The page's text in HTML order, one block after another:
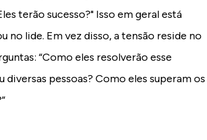
terão sucesso?" Isso em geral está
no lide. Em vez disso, a tensão reside no
“Como eles resolverão esse
diversas pessoas? Como eles superam os